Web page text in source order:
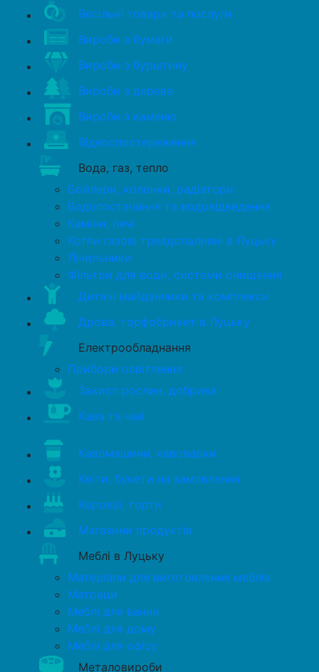
Весільні товари та послуги
Вироби з бумаги
Вироби з бурштину
Вироби з дерева
Вироби з каменю
Відеоспостереження
Вода, газ, тепло
Бойлери, колонки, радіатори
Водопостачання та водовідведення
Каміни, печі
Котли газові тревдопаливні в Луцьку
Лічильники
Фільтри для води, системи очищення
Дитячі майданчики та комплекси
Дрова, торфобрикет в Луцьку
Електрообладнання
Прибори освітлення
Захист рослин, добрива
Кава та чай
Кавомашини, кавоварки
Квіти, букети на замовлення
Короваї, торти
Магазини продуктів
Меблі в Луцьку
Матеріали для виготовлення меблів
Матраци
Меблі для ванни
Меблі для дому
Меблі для офісу
Металовироби